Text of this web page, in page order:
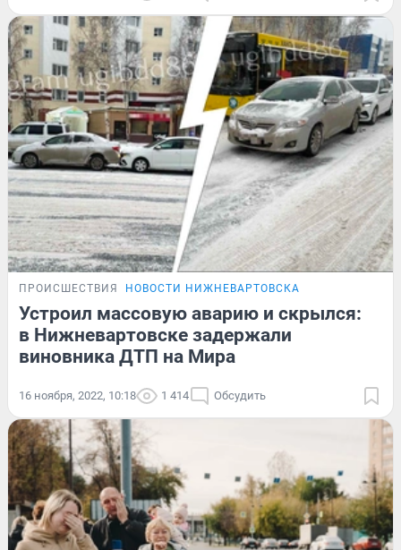
ПРОИСШЕСТВИЯ НОВОСТИ НИЖНЕВАРТОВСКА
Устроил массовую аварию и скрылся:
в Нижневартовске задержали
виновника ДТП на Мира
16 ноября, 2022, 10:18 1 414 Обсудить